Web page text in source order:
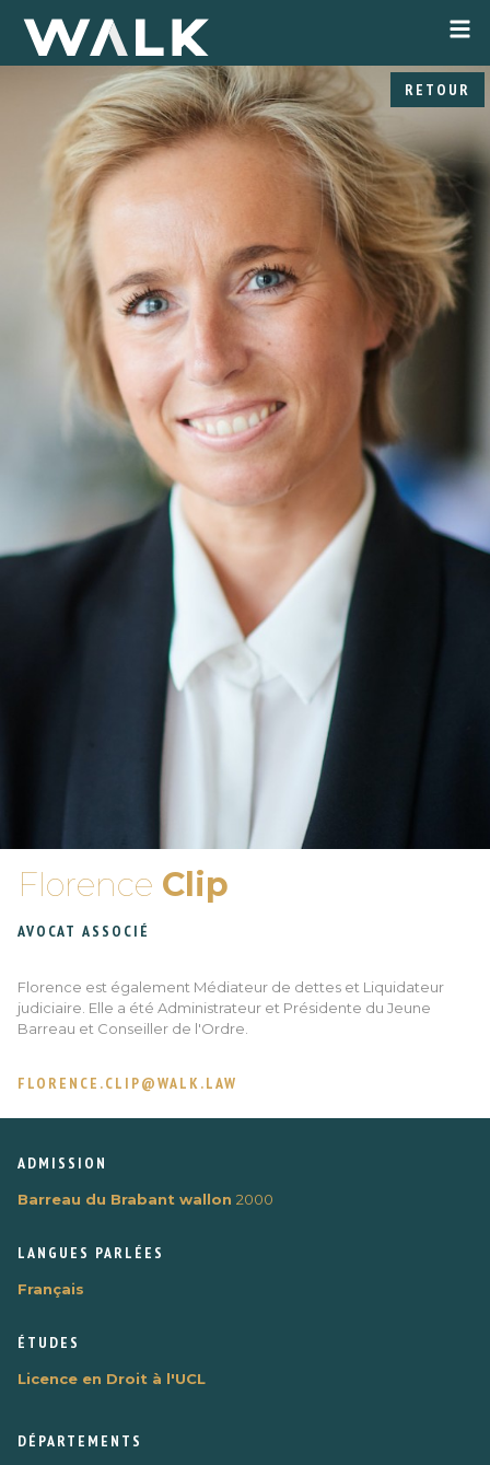
RETOUR
Florence Clip
AVOCAT ASSOCIÉ
Florence est également Médiateur de dettes et Liquidateur
judiciaire. Elle a été Administrateur et Présidente du Jeune
Barreau et Conseiller de l'Ordre.
FLORENCE.CLIP@WALK.LAW
ADMISSION
Barreau du Brabant wallon 2000
LANGUES PARLÉES
Français
ÉTUDES
Licence en Droit à l'UCL
DÉPARTEMENTS